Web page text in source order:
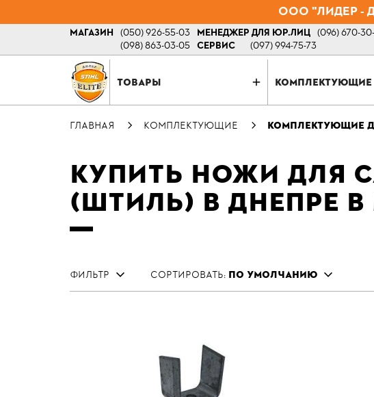
ООО "ЛИДЕР -
МАГАЗИН (050) 926-55-03
(098) 863-03-05
МЕНЕДЖЕР ДЛЯ ЮР.ЛИЦ (096) 670-
СЕРВИС
(097) 994-75-73
ТОВАРЫ КОМПЛЕКТУЮЩИЕ
ГЛАВНАЯ КОМПЛЕКТУЮЩИЕ КОМПЛЕКТУЮЩИЕ
КУПИТЬ НОЖИ ДЛЯ
(ШТИЛЬ) В ДНЕПРЕ
ФИЛЬТР СОРТИРОВАТЬ: ПО УМОЛЧАНИЮ